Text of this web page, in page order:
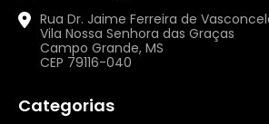
Rua Dr. Jaime Ferreira de
Vila Nossa Senhora das Graças
Campo Grande, MS
CEP 79116-040
Categorias